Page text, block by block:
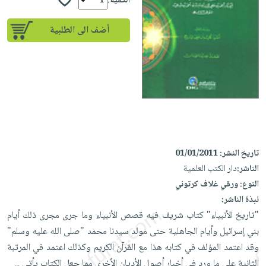
إختياراتنا
Englishطرحها
على
Android
تحميل
iKitab
على
Apple
أسئلة
تحميل
على
Apple
المواضيع
الأكثر
جوائز
تعليمية
العناية
الشخصية
العناية
وتصفيف
الشعر
العناية
بالجسم
والسفرة
جديد
الكل
أواني
الطهي
أدوات
متجر
الهدايا
أقسام
أضف الى الطلبية
تاريخ النشر:01/01/2011
الناشر:دار الكتب العلمية
النوع:ورقي غلاف كرتوني
نبذة الناشر:
"تاريخ الأنبياء" كتاب شريف فيه قصص الأنبياء وما جرى مجرى ذلك أيام
بني إسرائيل وأيام الجاهلية حتى مولد سيدنا محمد "صلى الله عليه وسلم"
وقد اعتمد المؤلف في كتابه هذا مع القرآن الكريم وكذلك اعتمد في المرتبة